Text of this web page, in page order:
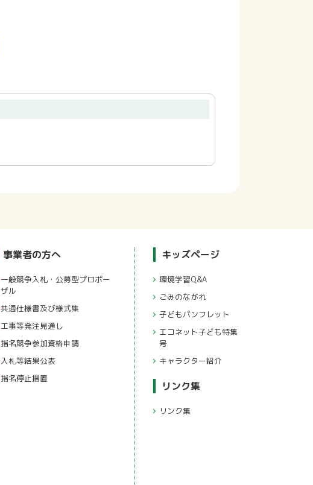
事業者の方へ
一般競争入札・公募型プロポー
ザル
共通仕様書及び様式集
工事等発注見通し
指名競争参加資格申請
入札等結果公表
指名停止措置
キッズページ
環境学習Q&A
ごみのながれ
子どもパンフレット
エコネット子ども特集
号
キャラクター紹介
リンク集
リンク集